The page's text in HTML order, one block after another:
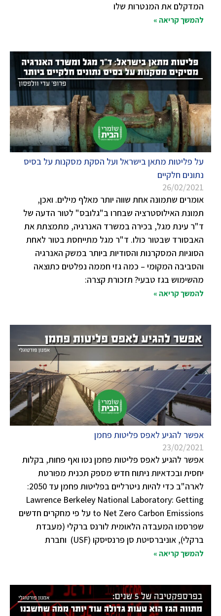
המדקלם את המנטרות שלו
להמשך קריאה »
על פליטות מתאן בישראל ועל הסקת מסקנות על בסיס
נתונים חלקיים
26/02/2021
אומרים שתמונה אחת שווה יותר מאלף מילים. ואכן,
תמונת האילוסטרציה שבחרו ב"גלובס" לטור הדעה של
ד"ר עינת מגל, בכירה במשרד האנרגיה, מתמצתת את
האבסורד שבטור כולו. ד"ר מגל מתייחסת בטור לאחת
הסוגיות המסקרנות והסודיות ביותר במשק האנרגיה
והסביבה המקומי – כמה גזי חממה נפלטים כתוצאה
מהשימוש בגז טבעי? תזכורת קצרה:
להמשך קריאה »
אפשר להגיע לאפס פליטות פחמן
23/02/2021
אפשר להגיע לאפס פליטות פחמן נטו ואף פחות, בקלות
יחסית ובכדאיות ניתוח חדש מספק תכנית מפורטת
לארה"ב כדי להיות ניטרליים בפליטות פחמן עד 2050:
Lawrence Berkeley National Laboratory: Getting
to Net Zero Carbon Emissions על פי מחקרים חדשים
שפרסמו המעבדה הלאומית לורנס ברקלי (מעבדת
ברקלי), אוניברסיטת סן פרנסיסקו (USF) וחברת
להמשך קריאה »